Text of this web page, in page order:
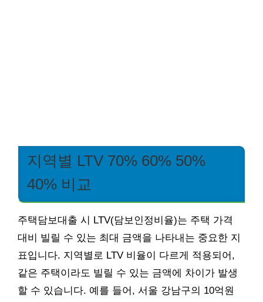
지역별 LTV 70% 60% 50%
40% 비교
주택담보대출 시 LTV(담보인정비율)는 주택 가격
대비 빌릴 수 있는 최대 금액을 나타내는 중요한 지
표입니다. 지역별로 LTV 비율이 다르게 적용되어,
같은 주택이라도 빌릴 수 있는 금액에 차이가 발생
할 수 있습니다. 예를 들어, 서울 강남구의 10억원